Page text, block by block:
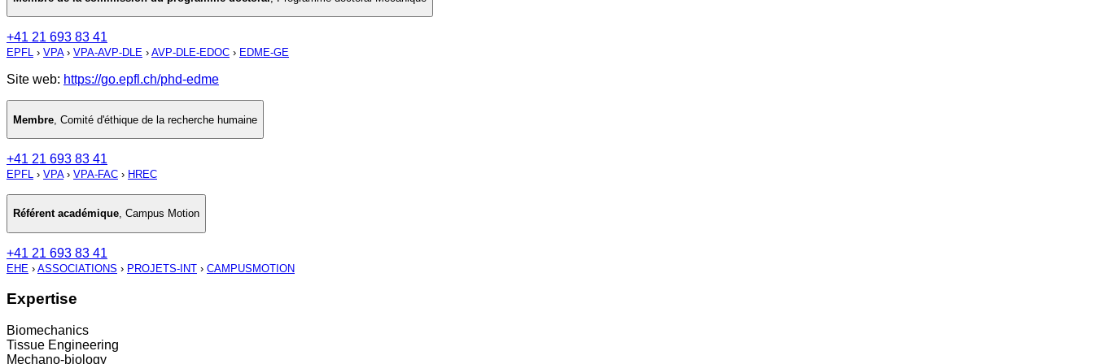
+41 21 693 83 41
EPFL › VPA› VPA-AVP-DLE › AVP-DLE-EDOC › EDME-GE
Site web: https://go.epfl.ch/phd-edme
Membre Comité d'éthique de la recherche humaine
+41 21 693 83 41
EPFL › VPA› VPA-FAC › HREC
Référent académique, Campus Motion
+41 21 693 83 41
EHE › ASSOCIATIONS › PROJETS-INT › CAMPUSMOTION
Expertise
Biomechanics
Tissue Engineering
Mechano-biology